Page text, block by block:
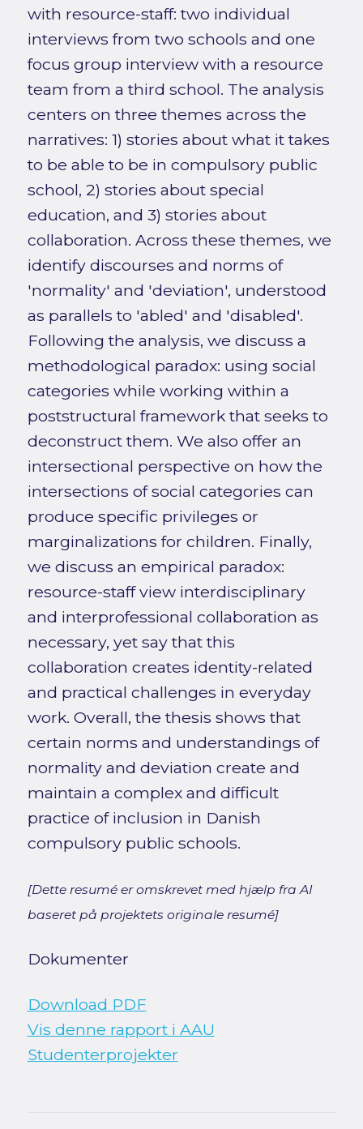
with resource-staff: two individual
interviews from two schools and one
focus group interview with a resource
team from a third school. The analysis
centers on three themes across the
narratives: 1) stories about what it takes
to be able to be in compulsory public
school, 2) stories about special
education, and 3) stories about
collaboration. Across these themes, we
identify discourses and norms of
'normality' and 'deviation', understood
as parallels to 'abled' and 'disabled'.
Following the analysis, we discuss a
methodological paradox: using social
categories while working within a
poststructural framework that seeks to
deconstruct them. We also offer an
intersectional perspective on how the
intersections of social categories can
produce specific privileges or
marginalizations for children. Finally,
we discuss an empirical paradox:
resource-staff view interdisciplinary
and interprofessional collaboration as
necessary, yet say that this
collaboration creates identity-related
and practical challenges in everyday
work. Overall, the thesis shows that
certain norms and understandings of
normality and deviation create and
maintain a complex and difficult
practice of inclusion in Danish
compulsory public schools.
[Dette resumé er omskrevet med hjælp fra AI
baseret på projektets originale resumé]
Dokumenter
Download PDF
Vis denne rapport i AAU
Studenterprojekter